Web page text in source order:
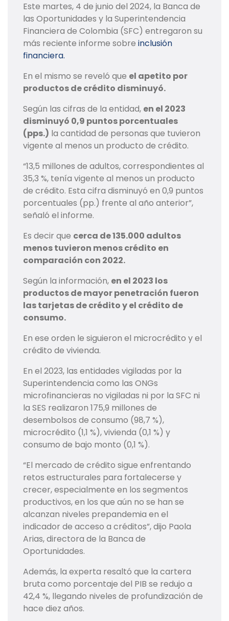
Este martes, 4 de junio del 2024, la Banca de
las Oportunidades y la Superintendencia
Financiera de Colombia (SFC) entregaron su
más reciente informe sobre inclusión
financiera.
En el mismo se reveló que el apetito por
productos de crédito disminuyó.
Según las cifras de la entidad, en el 2023
disminuyó 0,9 puntos porcentuales
(pps.) la cantidad de personas que tuvieron
vigente al menos un producto de crédito.
“13,5 millones de adultos, correspondientes al
35,3 %, tenía vigente al menos un producto
de crédito. Esta cifra disminuyó en 0,9 puntos
porcentuales (pp.) frente al año anterior”,
señaló el informe.
Es decir que cerca de 135.000 adultos
menos tuvieron menos crédito en
comparación con 2022.
Según la información, en el 2023 los
productos de mayor penetración fueron
las tarjetas de crédito y el crédito de
consumo.
En ese orden le siguieron el microcrédito y el
crédito de vivienda.
En el 2023, las entidades vigiladas por la
Superintendencia como las ONGs
microfinancieras no vigiladas ni por la SFC ni
la SES realizaron 175,9 millones de
desembolsos de consumo (98,7 %),
microcrédito (1,1 %), vivienda (0,1 %) y
consumo de bajo monto (0,1 %).
“El mercado de crédito sigue enfrentando
retos estructurales para fortalecerse y
crecer, especialmente en los segmentos
productivos, en los que aún no se han se
alcanzan niveles prepandemia en el
indicador de acceso a créditos”, dijo Paola
Arias, directora de la Banca de
Oportunidades.
Además, la experta resaltó que la cartera
bruta como porcentaje del PIB se redujo a
42,4 %, llegando niveles de profundización de
hace diez años.